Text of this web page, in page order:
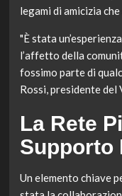
legami di amicizia
"È stata
l’affetto della
fossimo parte di
Rossi, presidente del
La Rete
Supporto
Un elemento chiave